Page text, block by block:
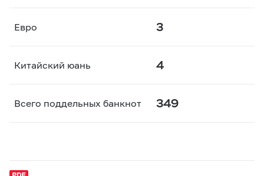
Евро 3
Китайский юань 4
Всего поддельных банкнот 349